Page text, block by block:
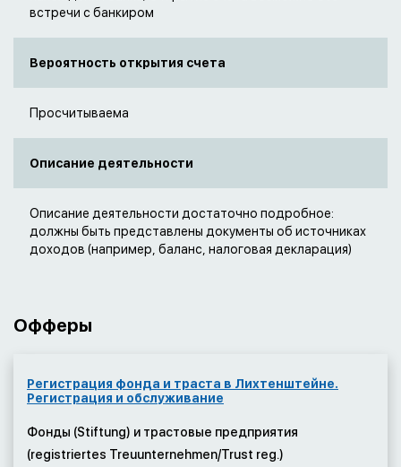
встречи с банкиром
Вероятность открытия счета
Просчитываема
Описание деятельности
Описание деятельности достаточно подробное:
должны быть представлены документы об источниках
доходов (например, баланс, налоговая декларация)
Офферы
Регистрация фонда и траста в Лихтенштейне.
Регистрация и обслуживание
Фонды (Stiftung) и трастовые предприятия
(registriertes Treuunternehmen/Trust reg.)